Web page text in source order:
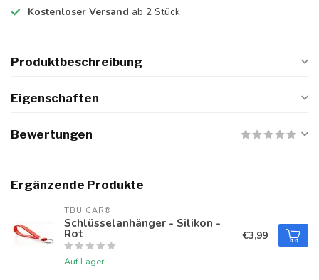
Kostenloser Versand ab 2 Stück
Produktbeschreibung
Eigenschaften
Bewertungen
Ergänzende Produkte
TBU CAR®
Schlüsselanhänger - Silikon -
Rot
Auf Lager
€3,99